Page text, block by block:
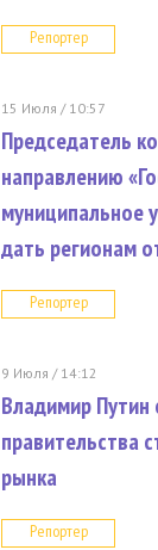
Репортер
15 Июля / 10:57
Председатель
направлению
муниципальное
дать регионам
Репортер
9 Июля / 14:12
Владимир Путин
правительства
рынка
Репортер